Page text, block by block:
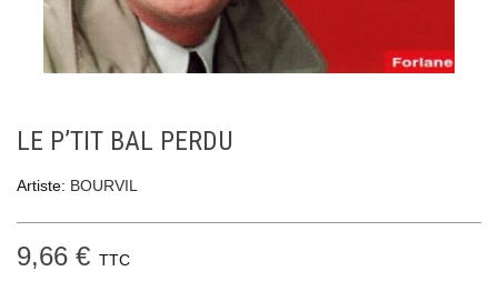
LE P’TIT BAL PERDU
Artiste: BOURVIL
9,66 € TTC